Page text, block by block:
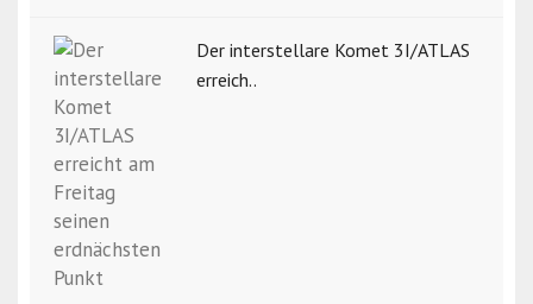
Der interstellare Komet 3I/ATLAS
erreich..